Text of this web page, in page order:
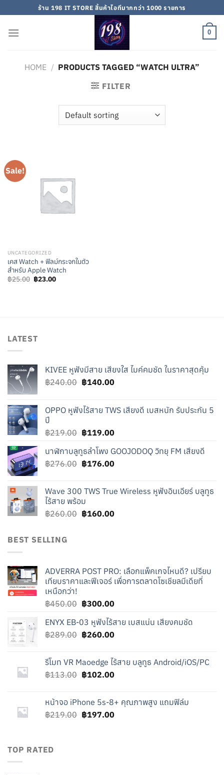
to
content
ร้าน 198 IT STORE สิ้นค้าไอทีมากกว่า 1000 รายการ
0
HOME / PRODUCTS TAGGED “WATCH ULTRA”
FILTER
Sale!
UNCATEGORIZED
เคส Watch + ฟิลม์กระจกในตัว
สำหรับ Apple Watch
฿25.00 Original
price
฿23.00Current
LATEST
KIVEE หูฟังมีสาย เสียงใส ไมค์คมชัด ในราคาสุดคุ้ม
฿240.00 Original
฿240.00.
฿140.00Current
฿140.00.
OPPO หูฟังไร้สาย TWS เสียงดี เบสหนัก รับประกัน 5
ปี
฿219.00 Original
was:
฿219.00.
฿119.00Current
is:
฿119.00.
นาฬิกาบลูทูธลำโพง GOOJODOQ วิทยุ FM เสียงดี
฿276.00 Original
฿276.00.
฿176.00Current
฿176.00.
Wave 300 TWS True Wireless หูฟังอินเอียร์ บลูทูธ
ไร้สาย พร้อม
฿260.00 Original
฿160.00Current
BEST SELLING
ADVERRA POST PRO: เลือกแพ็คเกจไหนดี? เปรียบ
เทียบราคาและฟีเจอร์ เพื่อการตลาดโซเชียลมีเดียที่
เหนือกว่า!
฿450.00 Original
was:
฿450.00.
฿300.00Current
is:
฿300.00.
ENYX EB-03 หูฟังไร้สาย เบสแน่น เสียงคมชัด
฿289.00 Original
฿289.00.
฿260.00Current
฿260.00.
รีโมท VR Maoedge ไร้สาย บลูทูธ Android/iOS/PC
฿113.00 Original
฿113.00.
฿102.00Current
฿102.00.
หน้าจอ iPhone 5s-8+ คุณภาพสูง แถมฟิล์ม
฿219.00 Original
฿197.00Current
TOP RATED